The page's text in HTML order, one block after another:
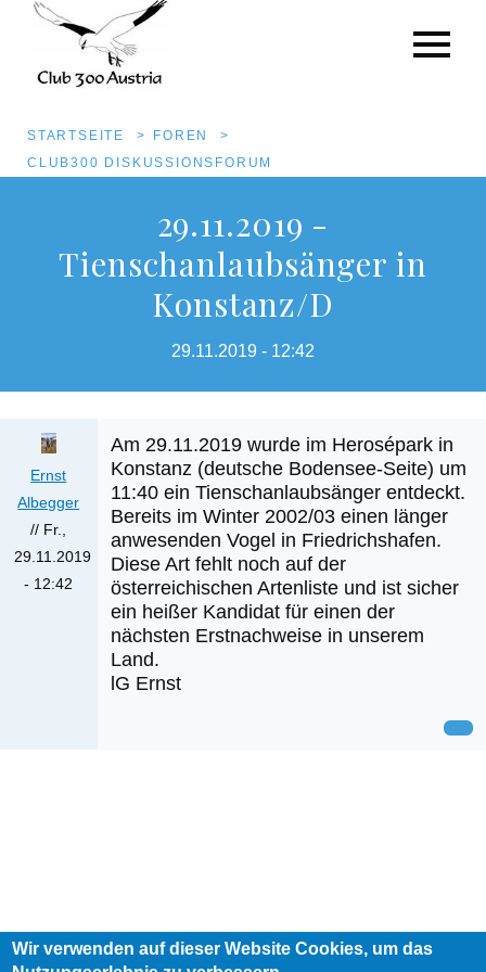
Direkt
Inhalt
Pfadnavigation
STARTSEITE
FOREN
CLUB300 DISKUSSIONSFORUM
29.11.2019 -
Tienschanlaubsänger in
Konstanz/D
29.11.2019 - 12:42
Ernst
Albegger
// Fr.,
29.11.2019
- 12:42
Am 29.11.2019 wurde im Herosépark in
Konstanz (deutsche Bodensee-Seite) um
11:40 ein Tienschanlaubsänger entdeckt.
Bereits im Winter 2002/03 einen länger
anwesenden Vogel in Friedrichshafen.
Diese Art fehlt noch auf der
österreichischen Artenliste und ist sicher
ein heißer Kandidat für einen der
nächsten Erstnachweise in unserem
Land.
lG Ernst
Wir verwenden auf dieser Website Cookies, um das